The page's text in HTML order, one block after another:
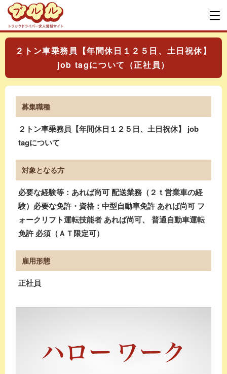
２トン車乗務員【年間休日１２５日、土日祝休】
job tagについて（正社員）
募集職種
２トン車乗務員【年間休日１２５日、土日祝休】 job
tagについて
対象となる方
必要な経験等：あれば尚可 配送業務（２ｔ営業車の経
験）必要な免許・資格：中型自動車免許 あれば尚可 フ
ォークリフト運転技能者 あれば尚可、 普通自動車運転
免許 必須（ＡＴ限定可）
雇用形態
正社員